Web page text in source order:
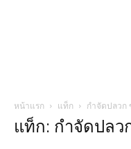
หน้าแรก แท็ก กําจัดปลวก
แท็ก: กําจัดปล